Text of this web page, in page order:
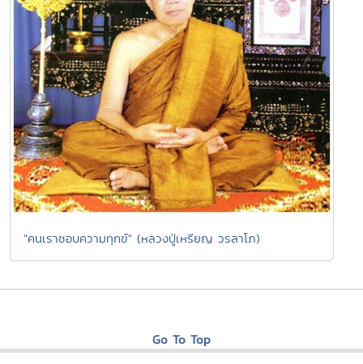
"คนเราชอบความทุกข์" (หลวงปู่เหรียญ วรลาโภ)
Go To Top